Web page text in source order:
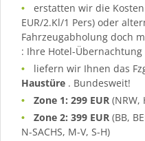
erstatten wir die
EUR/2.Kl/1 Pers) oder
Fahrzeugabholung doch
: Ihre Hotel-
liefern wir Ihnen das
Haustüre . Bundesweit!
Zone 1: 299 EUR (NRW,
Zone 2: 399 EUR (BB,
N-SACHS, M-V, S-H)